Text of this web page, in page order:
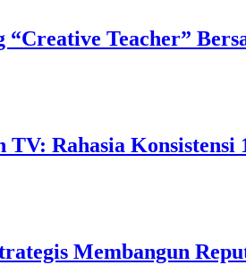
Teacher”
Rahasia
Membangun